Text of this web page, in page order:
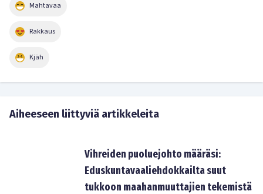
Mahtavaa
Rakkaus
Kjäh
Aiheeseen liittyviä artikkeleita
Vihreiden puoluejohto määräsi:
Eduskuntavaaliehdokkailta suut
tukkoon maahanmuuttajien tekemistä